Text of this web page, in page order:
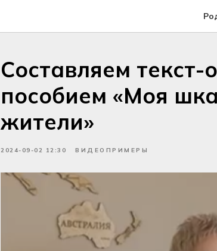
Составляем
пособием «Моя
жители»
2024-09-02 12:30 ВИДЕОПРИМЕРЫ